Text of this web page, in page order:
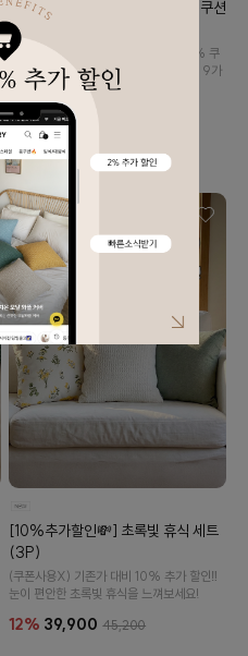
[MD추천✨] 썸머스프링 도비 면 쿠션
방석 커버 9color
산뜻한 감촉의 바이오워싱 도비면100% 쿠
션커버 입니다. :) 봄을 닮은 사랑스러운 9가
지 컬러들♥ 거실에 봄을 들여보세요!
21%13,900
[10%추가할인💸] 초록빛 휴식 세트
(3P)
(쿠폰사용X) 기존가 대비 10% 추가 할인‼️
눈이 편안한 초록빛 휴식을 느껴보세요!
12% 39,900 45,200